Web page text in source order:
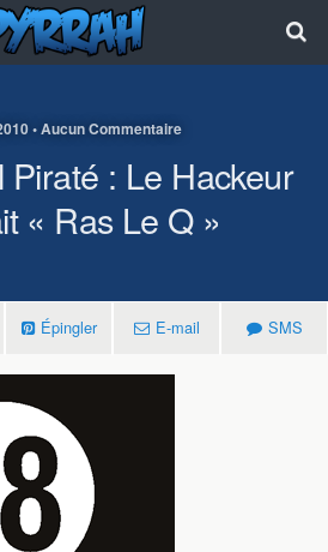
• Aucun Commentaire
Piraté : Le Hackeur
« Ras Le Q »
Épingler E-mail SMS